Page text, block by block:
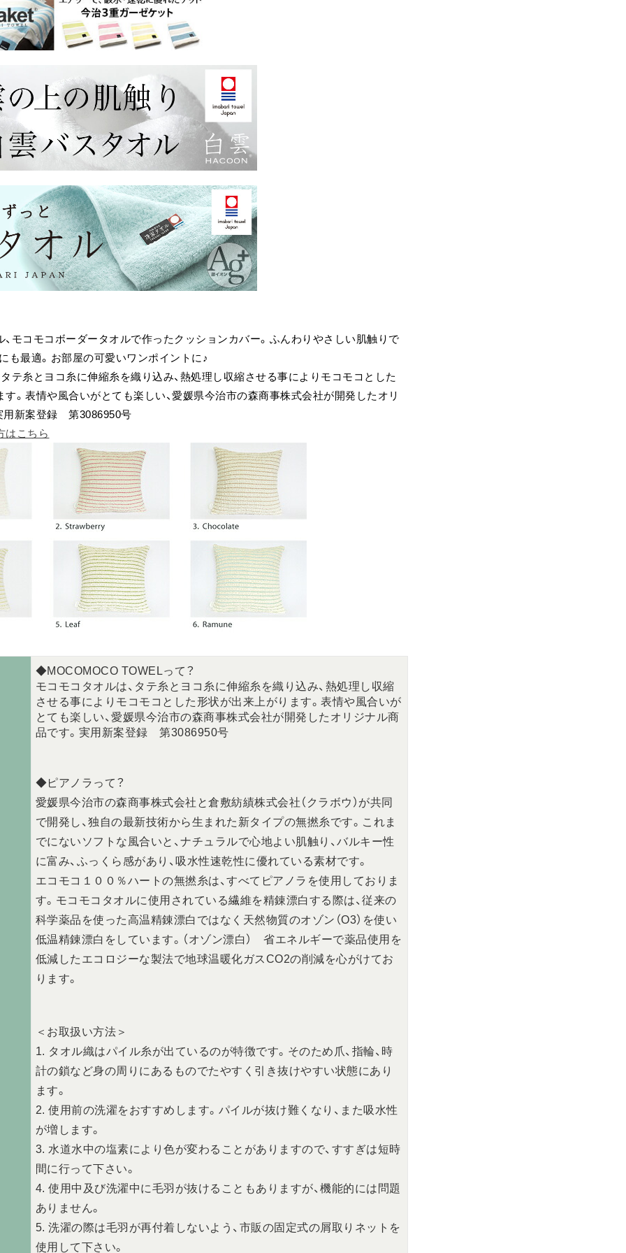
、モコモコボーダータオルで作ったクッションカバー。ふんわりやさしい肌触りで
も最適。お部屋の可愛いワンポイントに♪
テ糸とヨコ糸に伸縮糸を織り込み、熱処理し収縮させる事によりモコモコとした
。表情や風合いがとても楽しい、愛媛県今治市の森商事株式会社が開発したオリ
用新案登録 第3086950号
はこちら
◆MOCOMOCO TOWELって？
モコモコタオルは、タテ糸とヨコ糸に伸縮糸を織り込み、熱処理し収縮
させる事によりモコモコとした形状が出来上がります。表情や風合いが
とても楽しい、愛媛県今治市の森商事株式会社が開発したオリジナル商
品です。実用新案登録 第3086950号
◆ピアノラって？
愛媛県今治市の森商事株式会社と倉敷紡績株式会社（クラボウ）が共同
で開発し、独自の最新技術から生まれた新タイプの無撚糸です。これま
でにないソフトな風合いと、ナチュラルで心地よい肌触り、バルキー性
に富み、ふっくら感があり、吸水性速乾性に優れている素材です。
エコモコ１００％ハートの無撚糸は、すべてピアノラを使用しておりま
す。モコモコタオルに使用されている繊維を精錬漂白する際は、従来の
科学薬品を使った高温精錬漂白ではなく天然物質のオゾン（O3）を使い
低温精錬漂白をしています。（オゾン漂白） 省エネルギーで薬品使用を
低減したエコロジーな製法で地球温暖化ガスCO2の削減を心がけてお
ります。
＜お取扱い方法＞
1. タオル織はパイル糸が出ているのが特徴です。そのため爪、指輪、時
計の鎖など身の周りにあるものでたやすく引き抜けやすい状態にあり
ます。
2. 使用前の洗濯をおすすめします。パイルが抜け難くなり、また吸水性
が増します。
3. 水道水中の塩素により色が変わることがありますので、すすぎは短時
間に行って下さい。
4. 使用中及び洗濯中に毛羽が抜けることもありますが、機能的には問題
ありません。
5. 洗濯の際は毛羽が再付着しないよう、市販の固定式の屑取りネットを
使用して下さい。